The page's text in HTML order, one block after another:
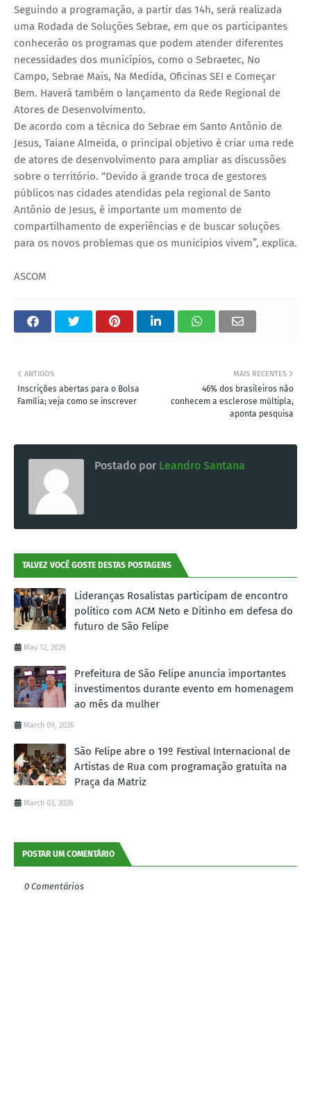
Seguindo a programação, a partir das 14h, será realizada
uma Rodada de Soluções Sebrae, em que os participantes
conhecerão os programas que podem atender diferentes
necessidades dos municípios, como o Sebraetec, No
Campo, Sebrae Mais, Na Medida, Oficinas SEI e Começar
Bem. Haverá também o lançamento da Rede Regional de
Atores de Desenvolvimento.
De acordo com a técnica do Sebrae em Santo Antônio de
Jesus, Taiane Almeida, o principal objetivo é criar uma rede
de atores de desenvolvimento para ampliar as discussões
sobre o território. “Devido à grande troca de gestores
públicos nas cidades atendidas pela regional de Santo
Antônio de Jesus, é importante um momento de
compartilhamento de experiências e de buscar soluções
para os novos problemas que os municípios vivem”, explica.
ASCOM
MAIS RECENTES
46% dos brasileiros não
conhecem a esclerose múltipla,
aponta pesquisa
ANTIGOS
Inscrições abertas para o Bolsa
Família; veja como se inscrever
Postado por Leandro Santana
TALVEZ VOCÊ GOSTE DESTAS POSTAGENS
Lideranças Rosalistas participam de encontro
político com ACM Neto e Ditinho em defesa do
futuro de São Felipe
May 12, 2026
Prefeitura de São Felipe anuncia importantes
investimentos durante evento em homenagem
ao mês da mulher
March 09, 2026
São Felipe abre o 19º Festival Internacional de
Artistas de Rua com programação gratuita na
Praça da Matriz
March 03, 2026
POSTAR UM COMENTÁRIO
0 Comentários